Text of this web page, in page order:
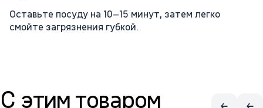
Оставьте посуду на 10–15 минут, затем легко
смойте загрязнения губкой.
С этим товаром